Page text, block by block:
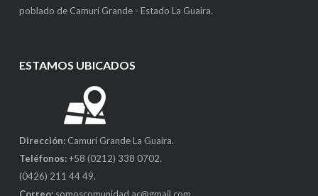
poblado de Camurí Grande - Estado La Guaira.
ESTAMOS UBICADOS
Dirección: Camurí Grande La Guaira.
Teléfonos:+58 (0212) 338 0702.
(0426) 211 44 49.